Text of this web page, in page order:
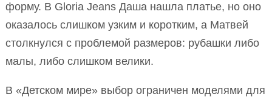
форму. В Gloria Jeans Даша нашла платье, но оно
оказалось слишком узким и коротким, а Матвей
столкнулся с проблемой размеров: рубашки либо
малы, либо слишком велики.
В «Детском мире» выбор ограничен моделями для